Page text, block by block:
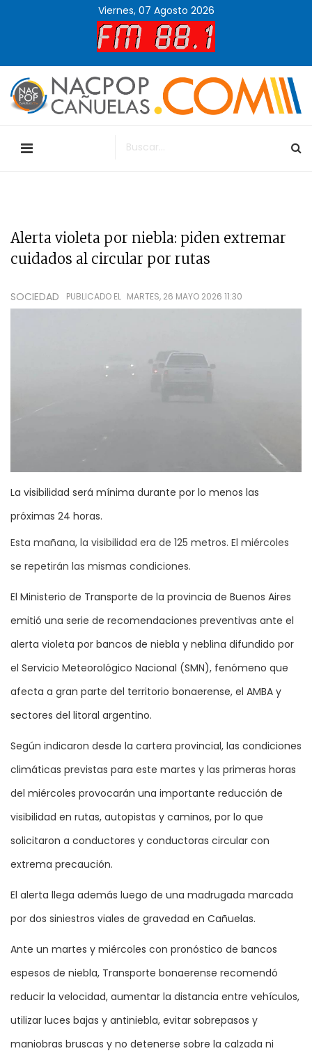
Viernes, 07 Agosto 2026
Alerta violeta por niebla: piden extremar
cuidados al circular por rutas
SOCIEDAD PUBLICADO EL MARTES, 26 MAYO 2026 11:30
La visibilidad será mínima durante por lo menos las
próximas 24 horas.
Esta mañana, la visibilidad era de 125 metros. El miércoles
se repetirán las mismas condiciones.
El Ministerio de Transporte de la provincia de Buenos Aires
emitió una serie de recomendaciones preventivas ante el
alerta violeta por bancos de niebla y neblina difundido por
el Servicio Meteorológico Nacional (SMN), fenómeno que
afecta a gran parte del territorio bonaerense, el AMBA y
sectores del litoral argentino.
Según indicaron desde la cartera provincial, las condiciones
climáticas previstas para este martes y las primeras horas
del miércoles provocarán una importante reducción de
visibilidad en rutas, autopistas y caminos, por lo que
solicitaron a conductores y conductoras circular con
extrema precaución.
El alerta llega además luego de una madrugada marcada
por dos siniestros viales de gravedad en Cañuelas.
Ante un martes y miércoles con pronóstico de bancos
espesos de niebla, Transporte bonaerense recomendó
reducir la velocidad, aumentar la distancia entre vehículos,
utilizar luces bajas y antiniebla, evitar sobrepasos y
maniobras bruscas y no detenerse sobre la calzada ni